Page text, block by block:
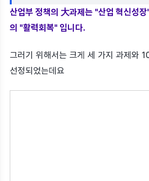
산업부 정책의 大과제는 "산업 혁신성장
의 "활력회복" 입니다.
그러기 위해서는 크게 세 가지 과제와
선정되었는데요